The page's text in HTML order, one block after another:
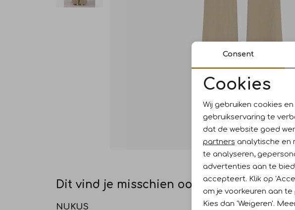
Dit vind je misschien ook leuk
Sale
NUKUS NUKUS
Noodzakelijke
Analytische cookies
Consent
Cookies
Wij gebruiken cookies
gebruikservaring te
dat de website goed
partners analytische en
te analyseren,
advertenties aan te
accepteert. Klik op
om je voorkeuren aan
Kies dan 'Weigeren'.